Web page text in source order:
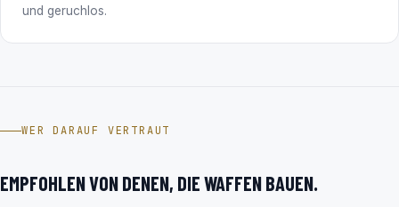
und geruchlos.
WER DARAUF VERTRAUT
EMPFOHLEN VON DENEN, DIE WAFFEN BAUEN.